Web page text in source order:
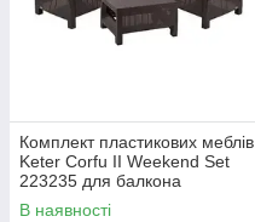
Комплект пластикових меблів
Keter Corfu II Weekend Set
223235 для балкона
коричневий
В наявності